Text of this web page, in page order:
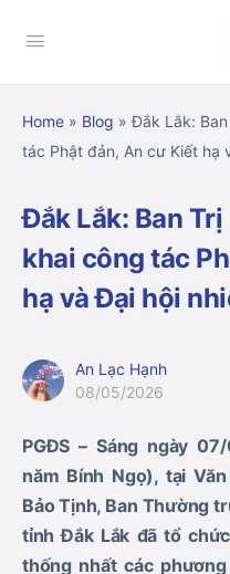
Home » Blog »Đắk Lắk:
tác Phật đản, An cư Kiết hạ
Đắk Lắk: Ban
khai công tác
hạ và Đại hội
An Lạc Hạnh
08/05/2026
PGĐS – Sáng ngày
năm Bính Ngọ), tại
Bảo Tịnh, Ban Thường
tỉnh Đắk Lắk đã tổ
thống nhất các